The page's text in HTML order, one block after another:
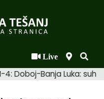
Live
Doboj-Banja Luka: